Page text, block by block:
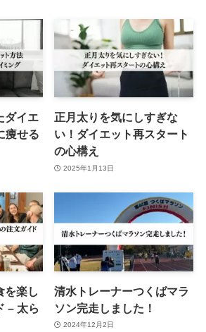
ダイエ
痩せる
正月太りを気にしすぎな
い！ダイエット再スタート
の心構え
2025年1月13日
を楽し
– 太ら
清水トレーナーつくばマラ
ソン完走しました！
2024年12月2日